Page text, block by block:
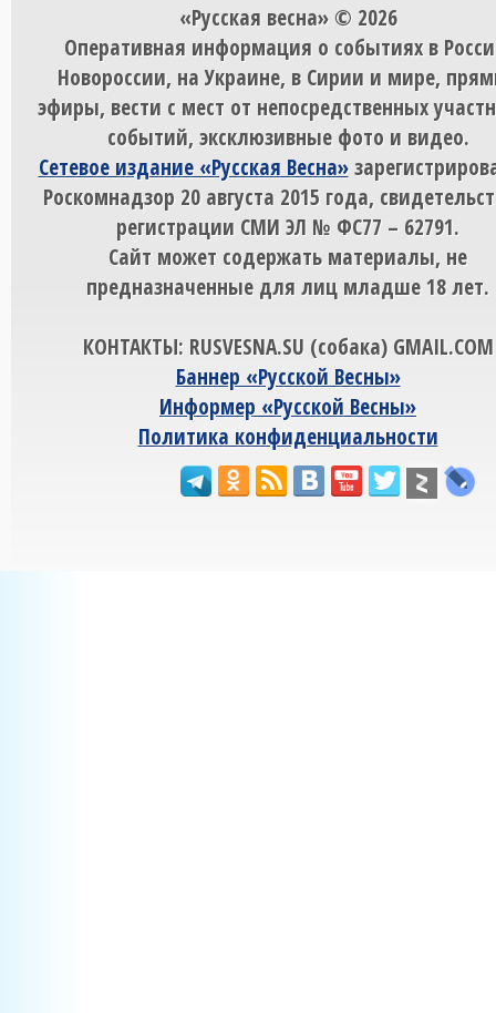
«Русская весна» © 2026
Оперативная информация о событиях в
Новороссии, на Украине, в Сирии и мире,
эфиры, вести с мест от непосредственных
событий, эксклюзивные фото и видео.
Сетевое издание «Русская Весна»
Роскомнадзор 20 августа 2015 года,
регистрации СМИ ЭЛ № ФС77 – 62791.
Сайт может содержать материалы, не
предназначенные для лиц младше 18 лет.
КОНТАКТЫ: RUSVESNA.SU (собака) GMAIL.COM
Баннер «Русской Весны»
Информер «Русской Весны»
Политика конфиденциальности